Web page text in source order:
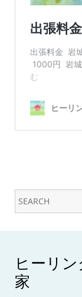
ヒーリ
家